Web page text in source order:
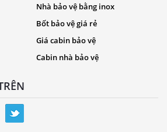
Nhà bảo vệ bằng inox
Bốt bảo vệ giá rẻ
Giá cabin bảo vệ
Cabin nhà bảo vệ